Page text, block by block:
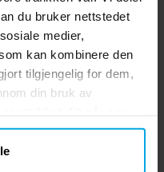
du bruker nettstedet
medier,
kan kombinere den
tilgjengelig for dem,
din bruk av
også